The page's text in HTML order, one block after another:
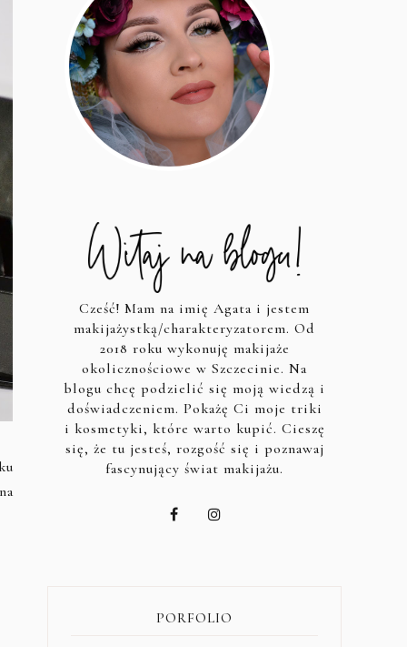
Cześć! Mam na imię Agata i jestem
makijażystką/charakteryzatorem. Od
2018 roku wykonuję makijaże
okolicznościowe w Szczecinie. Na
blogu chcę podzielić się moją wiedzą i
doświadczeniem. Pokażę Ci moje triki
i kosmetyki, które warto kupić. Cieszę
się, że tu jesteś, rozgość się i poznawaj
fascynujący świat makijażu.
PORFOLIO